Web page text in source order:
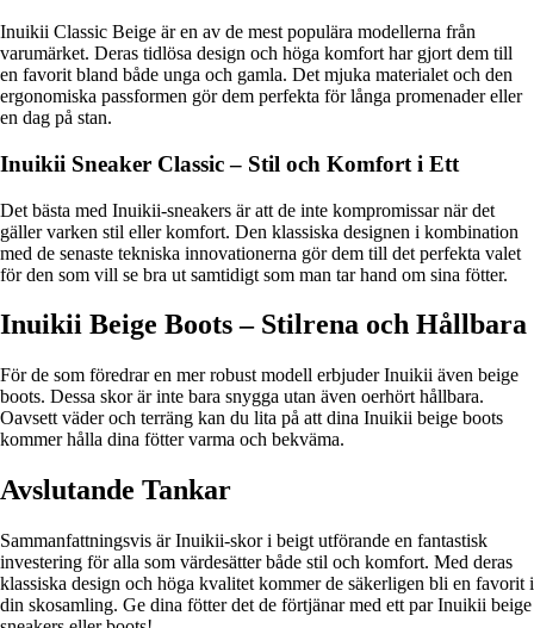
Inuikii Classic Beige är en av de mest populära modellerna från
varumärket. Deras tidlösa design och höga komfort har gjort dem till
en favorit bland både unga och gamla. Det mjuka materialet och den
ergonomiska passformen gör dem perfekta för långa promenader eller
en dag på stan.
Inuikii Sneaker Classic – Stil och Komfort i Ett
Det bästa med Inuikii-sneakers är att de inte kompromissar när det
gäller varken stil eller komfort. Den klassiska designen i kombination
med de senaste tekniska innovationerna gör dem till det perfekta valet
för den som vill se bra ut samtidigt som man tar hand om sina fötter.
Inuikii Beige Boots – Stilrena och Hållbara
För de som föredrar en mer robust modell erbjuder Inuikii även beige
boots. Dessa skor är inte bara snygga utan även oerhört hållbara.
Oavsett väder och terräng kan du lita på att dina Inuikii beige boots
kommer hålla dina fötter varma och bekväma.
Avslutande Tankar
Sammanfattningsvis är Inuikii-skor i beigt utförande en fantastisk
investering för alla som värdesätter både stil och komfort. Med deras
klassiska design och höga kvalitet kommer de säkerligen bli en favorit i
din skosamling. Ge dina fötter det de förtjänar med ett par Inuikii beige